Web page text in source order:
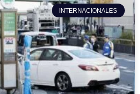
INTERNACIONALES